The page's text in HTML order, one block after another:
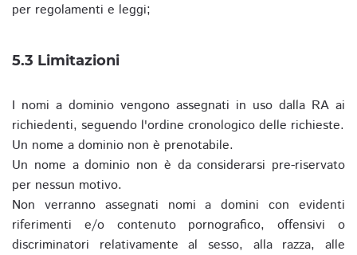
per regolamenti e leggi;
5.3 Limitazioni
I nomi a dominio vengono assegnati in uso dalla RA ai
richiedenti, seguendo l'ordine cronologico delle richieste.
Un nome a dominio non è prenotabile.
Un nome a dominio non è da considerarsi pre-riservato
per nessun motivo.
Non verranno assegnati nomi a domini con evidenti
riferimenti e/o contenuto pornografico, offensivi o
discriminatori relativamente al sesso, alla razza, alle